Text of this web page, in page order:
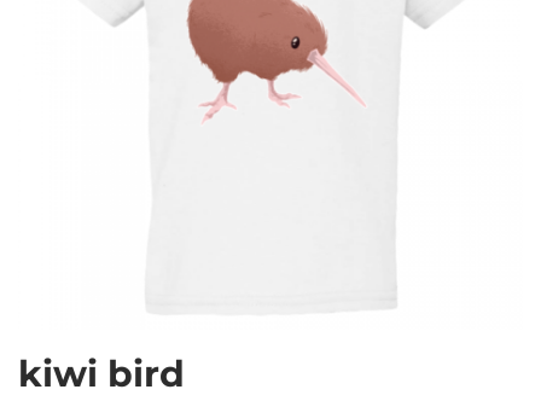
kiwi bird